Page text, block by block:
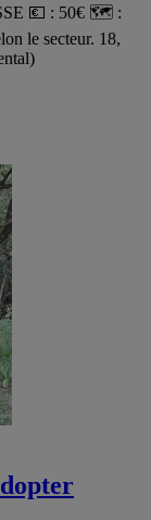
💶 : 50€ 🗺️ :
le secteur. 18,